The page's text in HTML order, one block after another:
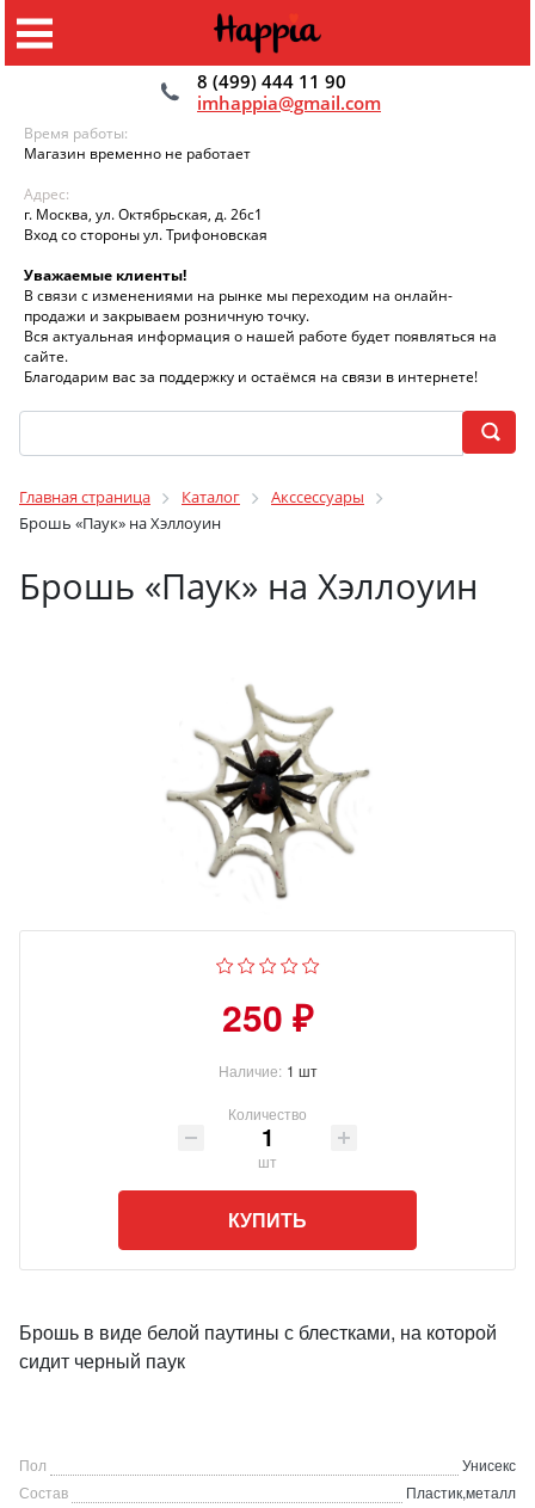
8 (499) 444 11 90
imhappia@gmail.com
Время работы:
Магазин временно не работает
Адрес:
г. Москва, ул. Октябрьская, д. 26с1
Вход со стороны ул. Трифоновская
Уважаемые клиенты!
В связи с изменениями на рынке мы переходим на онлайн-
продажи и закрываем розничную точку.
Вся актуальная информация о нашей работе будет появляться на
сайте.
Благодарим вас за поддержку и остаёмся на связи в интернете!
Главная страница Каталог
Акссессуары
Брошь «Паук» на Хэллоуин
Брошь «Паук» на Хэллоуин
250 ₽
Наличие: 1 шт
Количество
шт
КУПИТЬ
Брошь в виде белой паутины с блестками, на которой
сидит черный паук
Пол
Унисекс
Состав
Пластик,металл